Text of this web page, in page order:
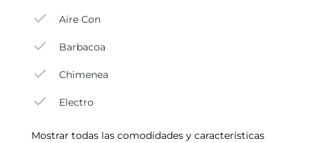
Aire Con
Barbacoa
Chimenea
Electro
Mostrar todas las comodidades y características